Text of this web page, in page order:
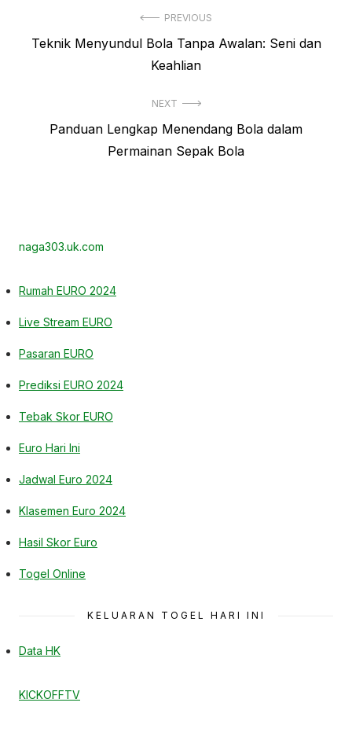
pos
PREVIOUS
Previous
Teknik Menyundul Bola Tanpa Awalan: Seni dan
Keahlian
NEXT
NextPanduan Lengkap Menendang Bola dalam
Permainan Sepak Bola
naga303.uk.com
Rumah EURO 2024
Live Stream EURO
Pasaran EURO
Prediksi EURO 2024
Tebak Skor EURO
Euro Hari Ini
Jadwal Euro 2024
Klasemen Euro 2024
Hasil Skor Euro
Togel Online
KELUARAN TOGEL HARI INI
Data HK
KICKOFFTV